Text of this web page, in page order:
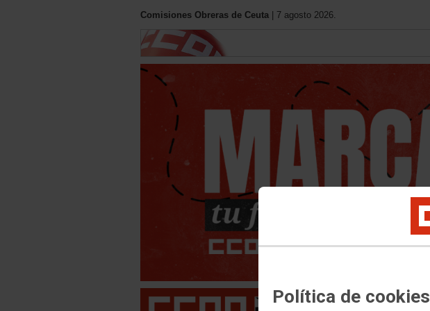
Política de cookies
Comisiones Obreras de Ceuta | 7 agosto 2026.